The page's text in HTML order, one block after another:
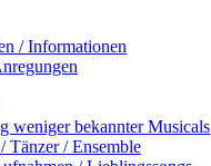
/ Informationen
weniger bekannter Musicals
Tänzer / Ensemble